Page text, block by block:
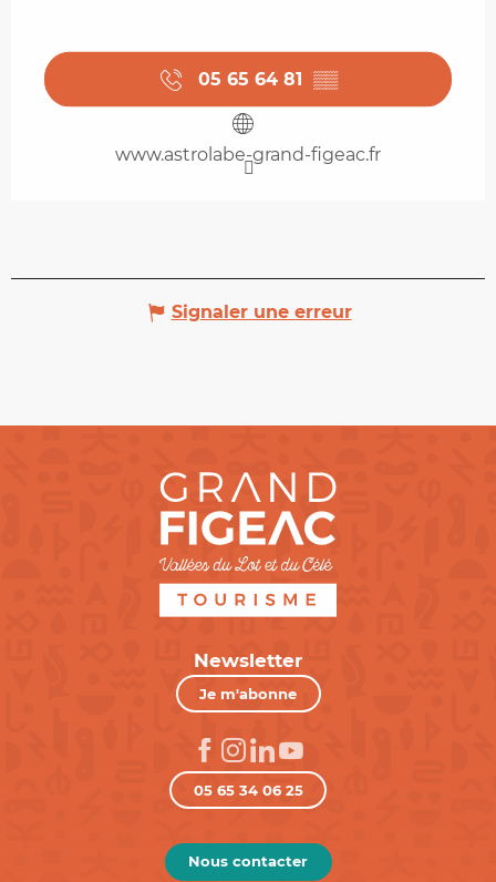
05 65 64 81 ▒▒
www.astrolabe-grand-figeac.fr
Signaler une erreur
Newsletter
Je m'abonne
05 65 34 06 25
Nous contacter